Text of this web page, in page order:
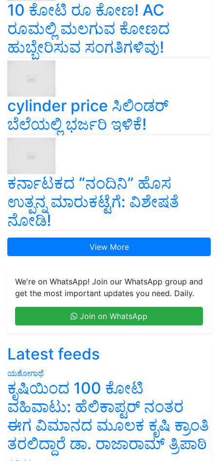
10 ಕೋಟಿ ರೂ ಕೋಣ! AC
ರೂಮಲ್ಲಿ ಮಲಗುವ ಕೋಣದ
ಹುಬ್ಬೇರಿಸುವ ಸಂಗತಿಗಳಿವು!
cylinder price ಸಿಲಿಂಡರ್‌
ಬೆಲೆಯಲ್ಲಿ ಭರ್ಜರಿ ಇಳಿಕೆ!
ಕರ್ನಾಟಕದ “ನಂದಿನಿ” ಹೊಸ
ಉತ್ಪನ್ನ ಮಾರುಕಟ್ಟೆಗೆ: ವಿಶೇಷತೆ
ನೋಡಿ!
View More
We're on WhatsApp! Join our WhatsApp group and
get the most important updates you need. Daily.
Join on WhatsApp
Latest feeds
ಯಶೋಗಾಥೆ
ಕೃಷಿಯಿಂದ 100 ಕೋಟಿ
ವಹಿವಾಟು: ಹೆಲಿಕಾಪ್ಟರ್ ನಂತರ
ಈಗ ವಿಮಾನದ ಮೂಲಕ ಕೃಷಿ ಕ್ರಾಂತಿ
ತರಲಿದ್ದಾರೆ ಡಾ. ರಾಜಾರಾಮ್ ತ್ರಿಪಾಠಿ